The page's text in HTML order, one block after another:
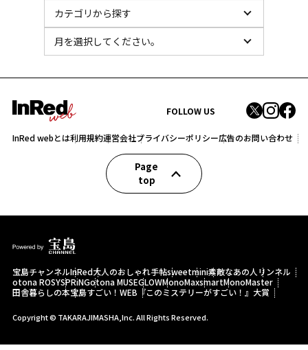
FOLLOW US
InRed webとは利用規約運営会社プライバシーポリシー広告のお問い合わせ
Page
top
宝島チャンネルInRed大人のおしゃれ手帖sweetmini素敵なあの人 リンネル
otona ROSYSPRiNGotona MUSEGLOWMonoMaxsmartMonoMaster
田舎暮らしの本宝島すごい！WEB 『このミステリーがすごい！』大賞
Copyright © TAKARAJIMASHA,Inc. All Rights Reserved.